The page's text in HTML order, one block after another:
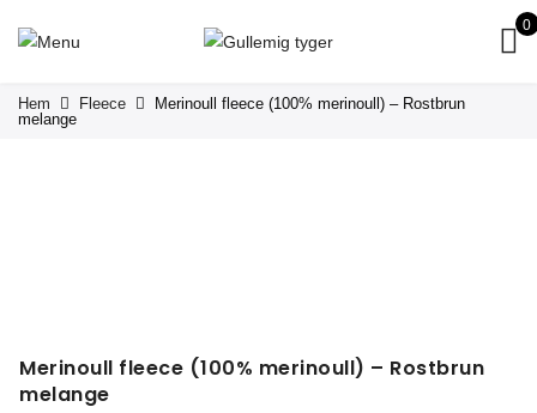
0
Hem Fleece
Merinoull fleece (100% merinoull) – Rostbrun
melange
Merinoull fleece (100% merinoull) – Rostbrun
melange